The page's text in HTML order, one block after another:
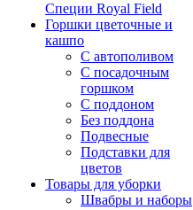
Специи Royal Field
Горшки цветочные и
кашпо
С автополивом
С посадочным
горшком
С поддоном
Без поддона
Подвесные
Подставки для
цветов
Товары для уборки
Швабры и наборы